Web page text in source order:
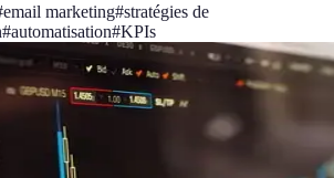
email marketing#stratégies de
#automatisation#KPIs